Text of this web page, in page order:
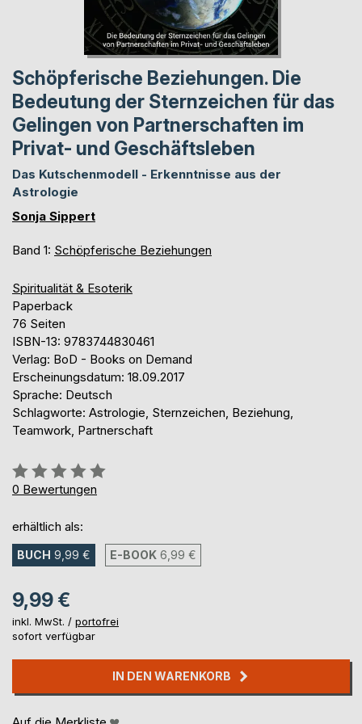
Schöpferische Beziehungen. Die
Bedeutung der Sternzeichen für das
Gelingen von Partnerschaften im
Privat- und Geschäftsleben
Das Kutschenmodell - Erkenntnisse aus der
Astrologie
Sonja Sippert
Band 1: Schöpferische Beziehungen
Spiritualität & Esoterik
Paperback
76 Seiten
ISBN-13: 9783744830461
Verlag: BoD - Books on Demand
Erscheinungsdatum: 18.09.2017
Sprache: Deutsch
Schlagworte: Astrologie, Sternzeichen, Beziehung,
Teamwork, Partnerschaft
Bewertung::
0%
0 Bewertungen
erhältlich als:
BUCH 9,99 € E-BOOK 6,99 €
9,99 €
inkl. MwSt. / portofrei
sofort verfügbar
IN DEN WARENKORB